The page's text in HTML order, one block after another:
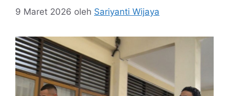
9 Maret 2026 oleh Sariyanti Wijaya